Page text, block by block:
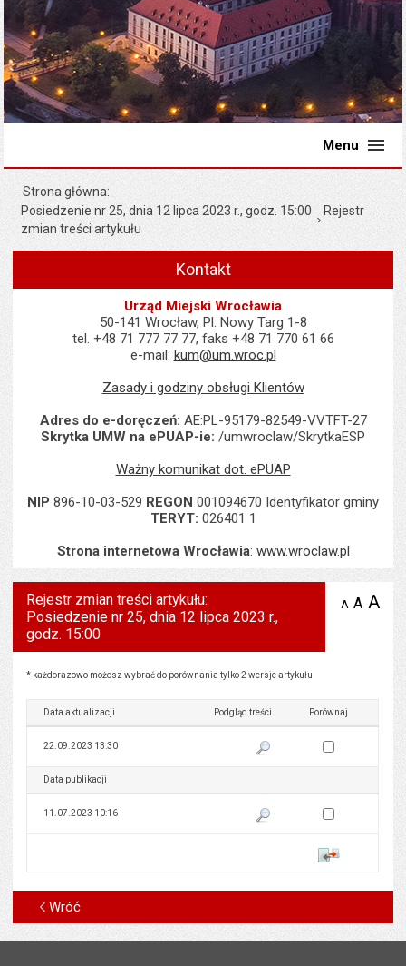
Menu
Strona główna
Posiedzenie nr 25, dnia 12 lipca 2023 r., godz. 15:00
Rejestr
zmian treści artykułu
Kontakt
Urząd Miejski Wrocławia
50-141 Wrocław, Pl. Nowy Targ 1-8
tel. +48 71 777 77 77, faks +48 71 770 61 66
e-mail: kum@um.wroc.pl
Zasady i godziny obsługi Klientów
Adres do e-doręczeń: AE:PL-95179-82549-VVTFT-27
Skrytka UMW na ePUAP-ie: /umwroclaw/SkrytkaESP
Ważny komunikat dot. ePUAP
NIP 896-10-03-529 REGON 001094670 Identyfikator gminy
TERYT: 026401 1
Strona internetowa Wrocławia: www.wroclaw.pl
Rejestr zmian treści artykułu:
Posiedzenie nr 25, dnia 12 lipca 2023 r.,
godz. 15:00
A zmniejsz
A A
Rejestr zmian treści artykułu: Posiedzenie nr 25, dnia 12 lipca 2023 r., godz. 15:00
* każdorazowo możesz wybrać do porównania tylko 2 wersje artykułu
Data aktualizacji Podgląd treści Porównaj
22.09.2023 13:30 Pokaż podgląd wersji z dnia
Zaznacz wersję do
Data publikacji
11.07.2023 10:16 Pokaż podgląd wersji z dnia
Zaznacz wersję do
Porównaj
Wróć